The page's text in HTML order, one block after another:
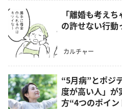
「離婚も考え
の許せない行動
カルチャー
“5月病”とポジ
度が高い人」が
方“4つのポイン